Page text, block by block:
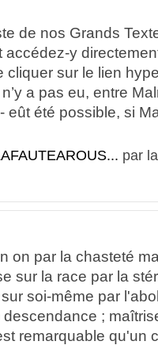
de nos Grands
accédez-y
cliquer sur le lien
a pas eu, entre
eût été possible, si
par
on par la chasteté
sur la race par la
soi-même par
;
remarquable qu'un